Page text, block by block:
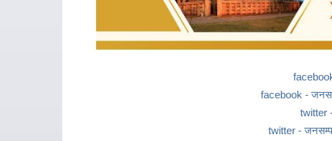
facebook -
twitter
twitter -